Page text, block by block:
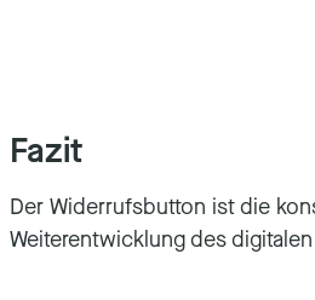
Fazit
Der Widerrufsbutton ist die
Weiterentwicklung des